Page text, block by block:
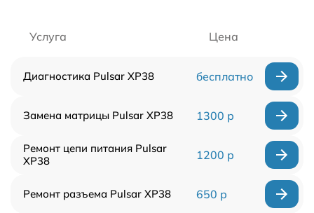
Услуга Цена
Диагностика Pulsar XP38 бесплатно
Замена матрицы Pulsar XP38 1300 р
Ремонт цепи питания Pulsar
XP38
1200 р
Ремонт разъема Pulsar XP38 650 р